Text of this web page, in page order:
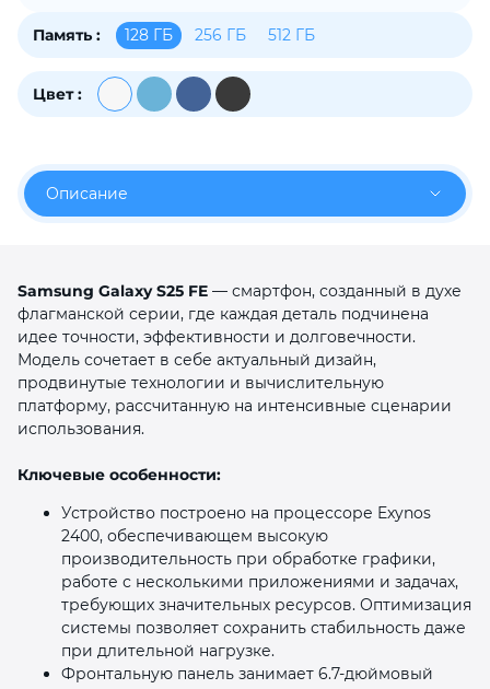
Память : 128 ГБ 256 ГБ 512 ГБ
Цвет :
Описание
Samsung Galaxy S25 FE — смартфон, созданный в духе
флагманской серии, где каждая деталь подчинена
идее точности, эффективности и долговечности.
Модель сочетает в себе актуальный дизайн,
продвинутые технологии и вычислительную
платформу, рассчитанную на интенсивные сценарии
использования.
Ключевые особенности:
Устройство построено на процессоре Exynos
2400, обеспечивающем высокую
производительность при обработке графики,
работе с несколькими приложениями и задачах,
требующих значительных ресурсов. Оптимизация
системы позволяет сохранить стабильность даже
при длительной нагрузке.
Фронтальную панель занимает 6.7-дюймовый
недели